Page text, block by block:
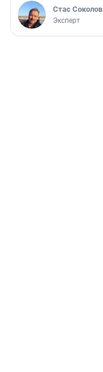
Стас Соколов
Эксперт